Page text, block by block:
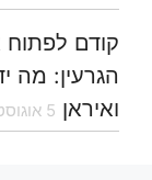
קודם לפתוח
הגרעין: מה
ואיראן 5 אוגוסט 2026, 13:06,